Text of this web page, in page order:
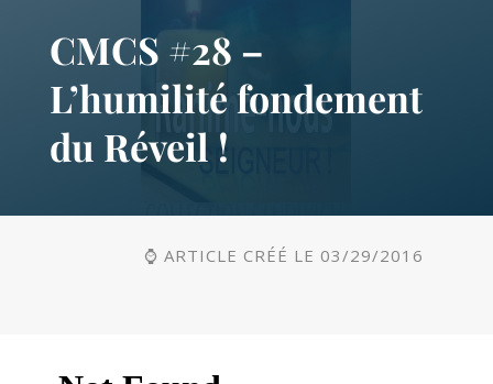
CMCS #28 –
L’humilité fondement
du Réveil !
⌚ ARTICLE CRÉÉ LE 03/29/2016